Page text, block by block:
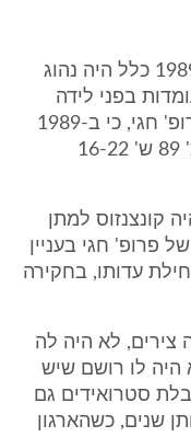
הצדדים נחלקו בשאלה אם בשנת 1989 כלל היה נהוג
בפני לידה
מוקדמת. לטענת התובעים אישר פרופ' חגי, כי ב-1989
היה קונצנזוס למתן סטרואידים (עמ' 89 ש' 16-22
קונצנזוס למתן
על טעותו של פרופ' חגי בעניין
עדותו, בחקירה
צירים, לא היה לה
היה לו רושם שיש
סטרואידים גם
שנים, כשהארגון